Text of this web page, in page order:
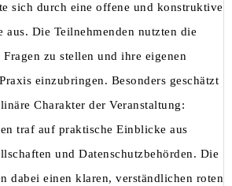
sich durch eine offene und konstruktive
aus. Die Teilnehmenden nutzten die
zu stellen und ihre eigenen
einzubringen. Besonders geschätzt
Charakter der Veranstaltung:
traf auf praktische Einblicke aus
und Datenschutzbehörden. Die
dabei einen klaren, verständlichen roten